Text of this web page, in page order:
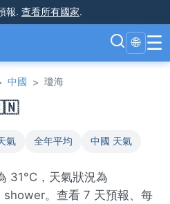
報. 查看所有國家.
🌐 ☰
中國 > 瓊海
氣 全年平均 中國 天氣
31°C，天氣狀況為
。查看 7 天預報、每